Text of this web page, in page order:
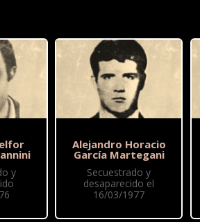
y
Alejandro Horacio
García Martegani
Secuestrado y
desaparecido el
16/03/1977